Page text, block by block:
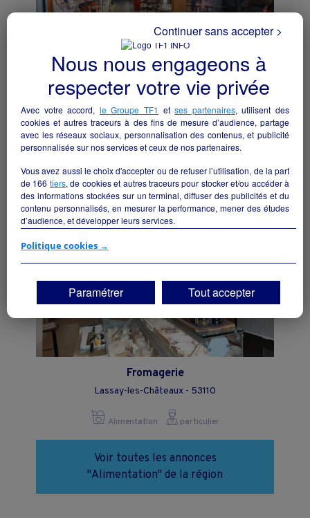
Commerce multi-service
Bar/tabac/FDJ/Superette
Val-du-Layon - 49750
Alimentation particulier
Fromagerie
Lassay-les-Châteaux - 53110
Alimentation particulier
Voir toutes les annonces
"Alimentation" de la région
Nous nous engageons à
respecter votre vie privée
Avec votre accord, le Groupe TF1 etses partenaires, utilisent des
cookies et autres traceurs à des fins de mesure d’audience, partage
avec les réseaux sociaux, personnalisation des contenus, et publicité
personnalisée sur nos services et ceux de nos partenaires.
Vous avez aussi le choix d'accepter ou de refuser l’utilisation, de la part
de 166 tiers, de cookies et autres traceurs pour stocker et/ou accéder à
des informations stockées sur un terminal, diffuser des publicités et du
contenu personnalisés, en mesurer la performance, mener des études
d’audience, et développer leurs services.
Si vous continuez sans accepter, les fonctionnalités liées à la
vos centres d'intérêt. Seuls lescookies/traceurs techniquesseront
déposés et lus sur votre terminal.
Vous pouvez exprimer vos choix en cliquant sur "Tout accepter",
"Continuer sans accepter" ou "Paramétrer", et les modifier à tout
moment en cliquant sur le lien "Paramétrez vos choix" situé en bas de
page.
Politique cookies →
Paramétrer
Continuer sans accepter >
Tout accepter